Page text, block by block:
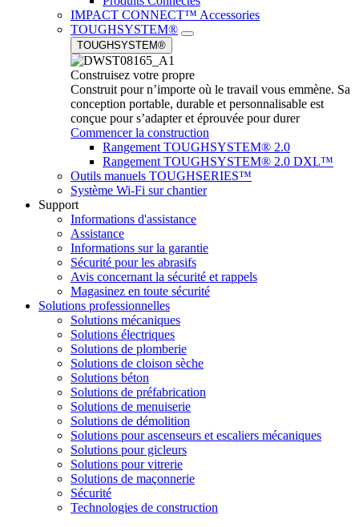
IMPACT CONNECT™ Accessories
TOUGHSYSTEM®
TOUGHSYSTEM®
Construisez votre propre
Construit pour n’importe où le travail vous emmène. Sa
conception portable, durable et personnalisable est
conçue pour s’adapter et éprouvée pour durer
Commencer la construction
Rangement TOUGHSYSTEM® 2.0
Rangement TOUGHSYSTEM® 2.0 DXL™
Outils manuels TOUGHSERIES™
Système Wi-Fi sur chantier
Support
Informations d'assistance
Assistance
Informations sur la garantie
Sécurité pour les abrasifs
Avis concernant la sécurité et rappels
Magasinez en toute sécurité
Solutions professionnelles
Solutions mécaniques
Solutions électriques
Solutions de plomberie
Solutions de cloison sèche
Solutions béton
Solutions de préfabrication
Solutions de menuiserie
Solutions de démolition
Solutions pour ascenseurs et escaliers mécaniques
Solutions pour gicleurs
Solutions pour vitrerie
Solutions de maçonnerie
Sécurité
Technologies de construction